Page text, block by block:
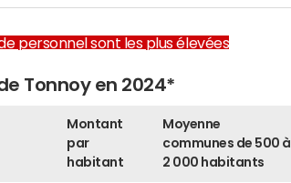
personnel sont les plus élevées
Tonnoy en 2024*
Montant
par
habitant
Moyenne
communes de 500 à
2 000 habitants